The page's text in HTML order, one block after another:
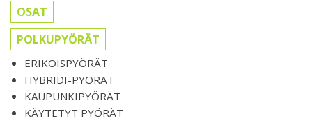
OSAT
POLKUPYÖRÄT
ERIKOISPYÖRÄT
HYBRIDI-PYÖRÄT
KAUPUNKIPYÖRÄT
KÄYTETYT PYÖRÄT